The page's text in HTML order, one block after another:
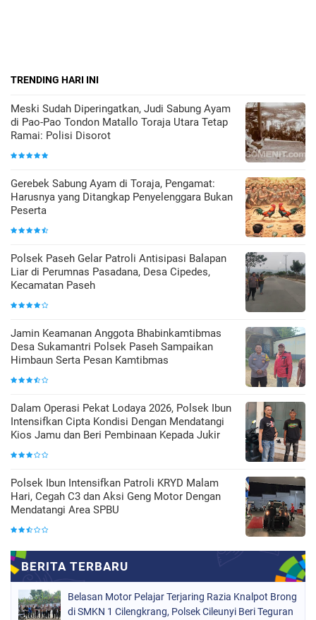
TRENDING HARI INI
Meski Sudah Diperingatkan, Judi Sabung Ayam
di Pao-Pao Tondon Matallo Toraja Utara Tetap
Ramai: Polisi Disorot
Gerebek Sabung Ayam di Toraja, Pengamat:
Harusnya yang Ditangkap Penyelenggara Bukan
Peserta
Polsek Paseh Gelar Patroli Antisipasi Balapan
Liar di Perumnas Pasadana, Desa Cipedes,
Kecamatan Paseh
Jamin Keamanan Anggota Bhabinkamtibmas
Desa Sukamantri Polsek Paseh Sampaikan
Himbaun Serta Pesan Kamtibmas
Dalam Operasi Pekat Lodaya 2026, Polsek Ibun
Intensifkan Cipta Kondisi Dengan Mendatangi
Kios Jamu dan Beri Pembinaan Kepada Jukir
Polsek Ibun Intensifkan Patroli KRYD Malam
Hari, Cegah C3 dan Aksi Geng Motor Dengan
Mendatangi Area SPBU
Belasan Motor Pelajar Terjaring Razia Knalpot Brong
di SMKN 1 Cilengkrang, Polsek Cileunyi Beri Teguran